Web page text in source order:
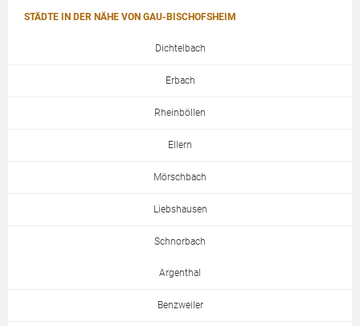
STÄDTE IN DER NÄHE VON GAU-BISCHOFSHEIM
Dichtelbach
Erbach
Rheinböllen
Ellern
Mörschbach
Liebshausen
Schnorbach
Argenthal
Benzweiler